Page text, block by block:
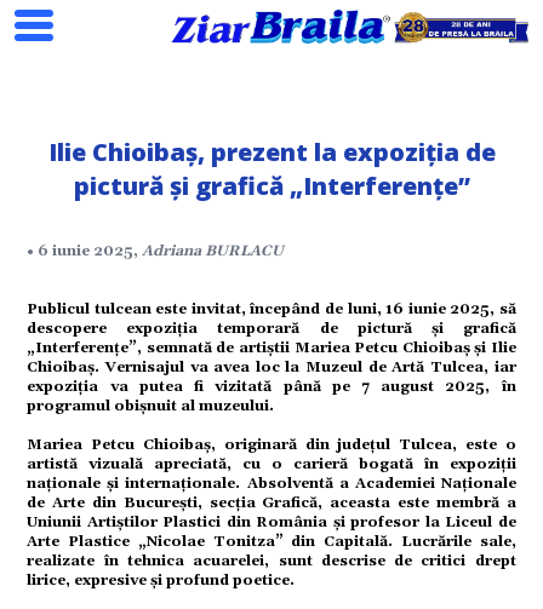
Ilie Chioibaș, prezent la expoziția de
pictură și grafică „Interferențe”
• 6 iunie 2025,Adriana BURLACU
Publicul tulcean este invitat, începând de luni, 16 iunie 2025, să
descopere expoziția temporară de pictură și grafică
„Interferențe”, semnată de artiștii Mariea Petcu Chioibaș și Ilie
Chioibaș. Vernisajul va avea loc la Muzeul de Artă Tulcea, iar
expoziția va putea fi vizitată până pe 7 august 2025, în
programul obișnuit al muzeului.
Mariea Petcu Chioibaș, originară din județul Tulcea, este o
artistă vizuală apreciată, cu o carieră bogată în expoziții
naționale și internaționale. Absolventă a Academiei Naționale
de Arte din București, secția Grafică, aceasta este membră a
Uniunii Artiștilor Plastici din România și profesor la Liceul de
Arte Plastice „Nicolae Tonitza” din Capitală. Lucrările sale,
realizate în tehnica acuarelei, sunt descrise de critici drept
lirice, expresive și profund poetice.